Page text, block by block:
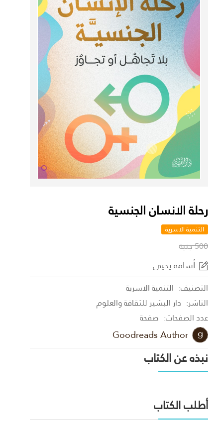
رحلة الانسان الجنسية
التنمية الاسرية
500 جنية
أسامة يحيى
التصنيف: التنمية الاسرية
الناشر: دار البشير للثقافة والعلوم
عدد الصفحات: صفحة
Goodreads Author
نبذه عن الكتاب
أطلب الكتاب